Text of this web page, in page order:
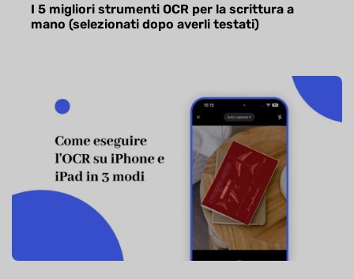
I 5 migliori strumenti OCR per la scrittura a
mano (selezionati dopo averli testati)